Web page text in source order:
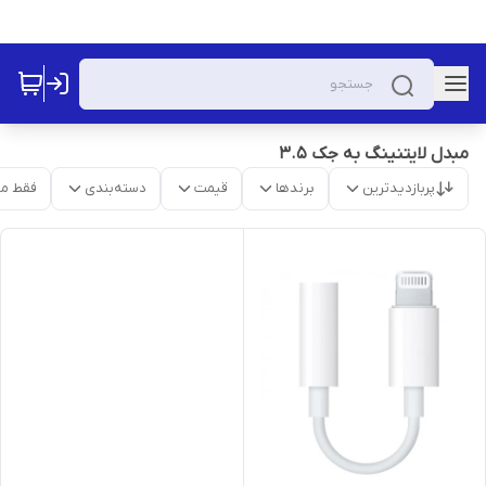
مبدل لایتنینگ به جک 3.5
پربازدیدترین برندها قیمت دسته‌بندی فقط